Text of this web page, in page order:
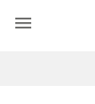
Colombia
menu